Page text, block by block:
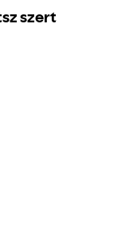
szert